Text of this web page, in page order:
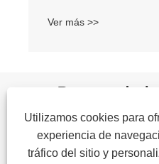
Ver más >>
Utilizamos cookies para
experiencia de
tráfico del sitio y